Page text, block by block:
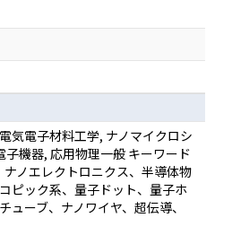
気電子材料工学, ナノマイクロシ
機器, 応用物理一般 キーワード
ノエレクトロニクス、半導体物
ピック系、量子ドット、量子ホ
ューブ、ナノワイヤ、超伝導、